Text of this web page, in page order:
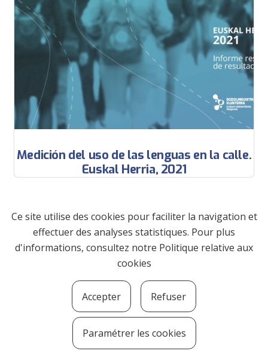
Medición del uso de las lenguas en la calle.
Euskal Herria, 2021
Ce site utilise des cookies pour faciliter la navigation et
effectuer des analyses statistiques. Pour plus
d'informations, consultez notre Politique relative aux
cookies
Accepter Refuser
Paramétrer les cookies